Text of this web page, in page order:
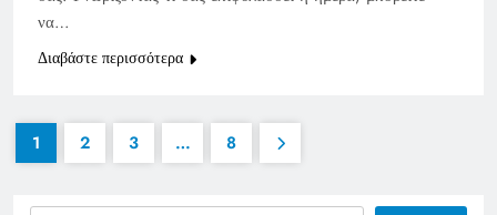
να…
Διαβάστε περισσότερα
1 2 3 … 8